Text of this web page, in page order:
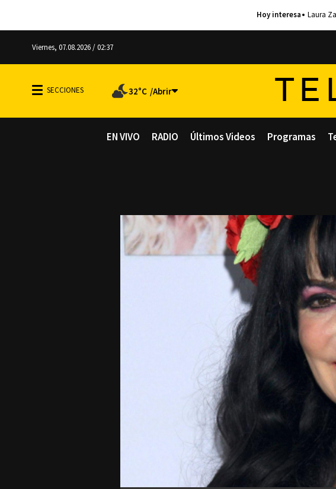
Laura
Viernes, 07.08.2026 / 02:37
32°C
EN VIVO RADIO Últimos Videos Programas